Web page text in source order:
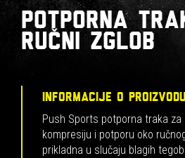
Potporna
ručni zglob
INFORMACIJE O PROIZVODU
Push Sports potporna traka za
kompresiju i potporu oko
prikladna u slučaju blagih